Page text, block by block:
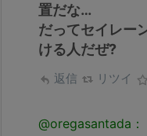
置だな…
だってセイレー
ける人だぜ?
返信 リツイ
@oregasantada：